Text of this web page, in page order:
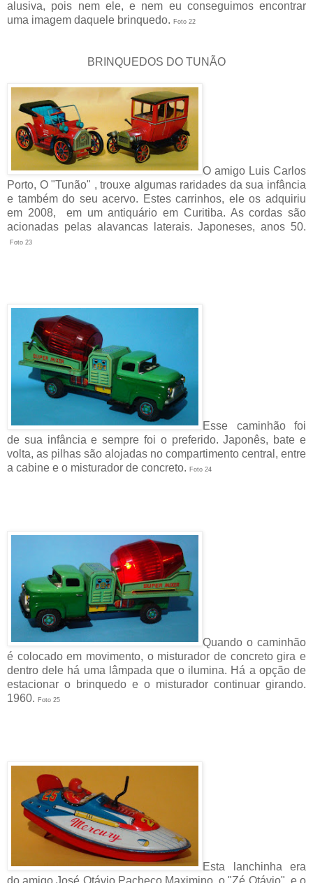
alusiva, pois nem ele, e nem eu conseguimos encontrar
uma imagem daquele brinquedo. Foto 22
BRINQUEDOS DO TUNÃO
O amigo Luis Carlos
Porto, O "Tunão" , trouxe algumas raridades da sua infância
e também do seu acervo. Estes carrinhos, ele os adquiriu
em 2008, em um antiquário em Curitiba. As cordas são
acionadas pelas alavancas laterais. Japoneses, anos 50.
Foto 23
Esse caminhão foi
de sua infância e sempre foi o preferido. Japonês, bate e
volta, as pilhas são alojadas no compartimento central, entre
a cabine e o misturador de concreto. Foto 24
Quando o caminhão
é colocado em movimento, o misturador de concreto gira e
dentro dele há uma lâmpada que o ilumina. Há a opção de
estacionar o brinquedo e o misturador continuar girando.
1960. Foto 25
Esta lanchinha era
do amigo José Otávio Pacheco Maximino, o "Zé Otávio", e o